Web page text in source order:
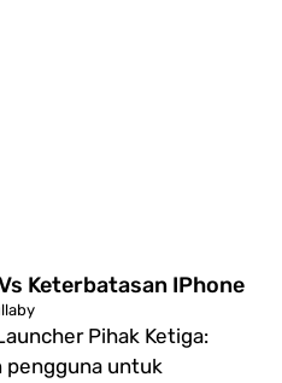
Keterbatasan IPhone
Pihak Ketiga:
pengguna untuk